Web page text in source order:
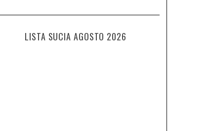
LISTA SUCIA AGOSTO 2026